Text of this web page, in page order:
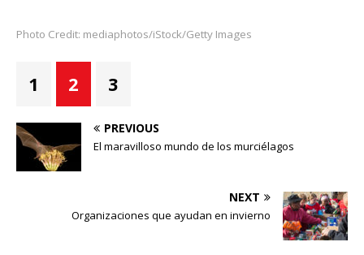
Photo Credit: mediaphotos/iStock/Getty Images
1 2 3
PREVIOUS
El maravilloso mundo de los murciélagos
NEXT
Organizaciones que ayudan en invierno